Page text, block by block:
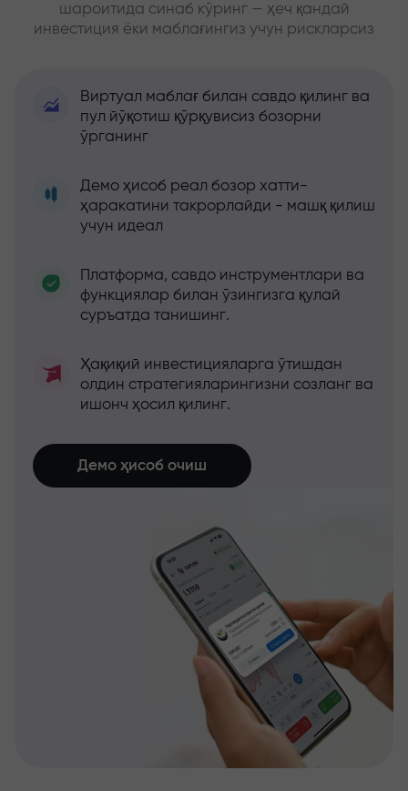
шароитида синаб кўринг — ҳеч қандай
инвестиция ёки маблағингиз учун рискларсиз
Виртуал маблағ билан савдо қилинг ва
пул йўқотиш қўрқувисиз бозорни
ўрганинг
Демо ҳисоб реал бозор хатти-
ҳаракатини такрорлайди - машқ қилиш
учун идеал
Платформа, савдо инструментлари ва
функциялар билан ўзингизга қулай
суръатда танишинг.
Ҳақиқий инвестицияларга ўтишдан
олдин стратегияларингизни созланг ва
ишонч ҳосил қилинг.
Демо ҳисоб очиш